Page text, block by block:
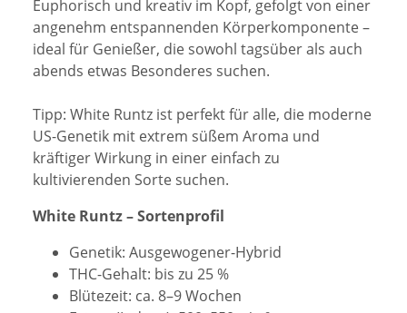
Euphorisch und kreativ im Kopf, gefolgt von einer
angenehm entspannenden Körperkomponente –
ideal für Genießer, die sowohl tagsüber als auch
abends etwas Besonderes suchen.
Tipp: White Runtz ist perfekt für alle, die moderne
US-Genetik mit extrem süßem Aroma und
kräftiger Wirkung in einer einfach zu
kultivierenden Sorte suchen.
White Runtz – Sortenprofil
Genetik: Ausgewogener-Hybrid
THC-Gehalt: bis zu 25 %
Blütezeit: ca. 8–9 Wochen